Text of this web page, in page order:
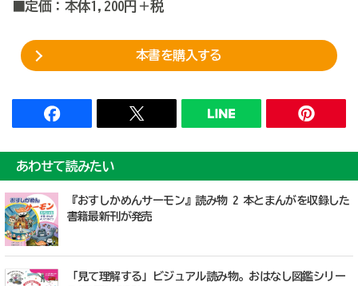
■定価：本体1,200円＋税
本書を購入する
あわせて読みたい
『おすしかめんサーモン』読み物 2 本とまんがを収録した
書籍最新刊が発売
「見て理解する」ビジュアル読み物。おはなし図鑑シリー